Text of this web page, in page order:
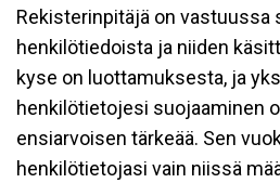
Rekisterinpitäjä on vastuussa
henkilötiedoista ja niiden
kyse on luottamuksesta, ja
henkilötietojesi suojaaminen
ensiarvoisen tärkeää. Sen
henkilötietojasi vain niissä